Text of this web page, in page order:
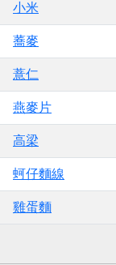
小米
蕎麥
薏仁
燕麥片
高梁
蚵仔麵線
雞蛋麵